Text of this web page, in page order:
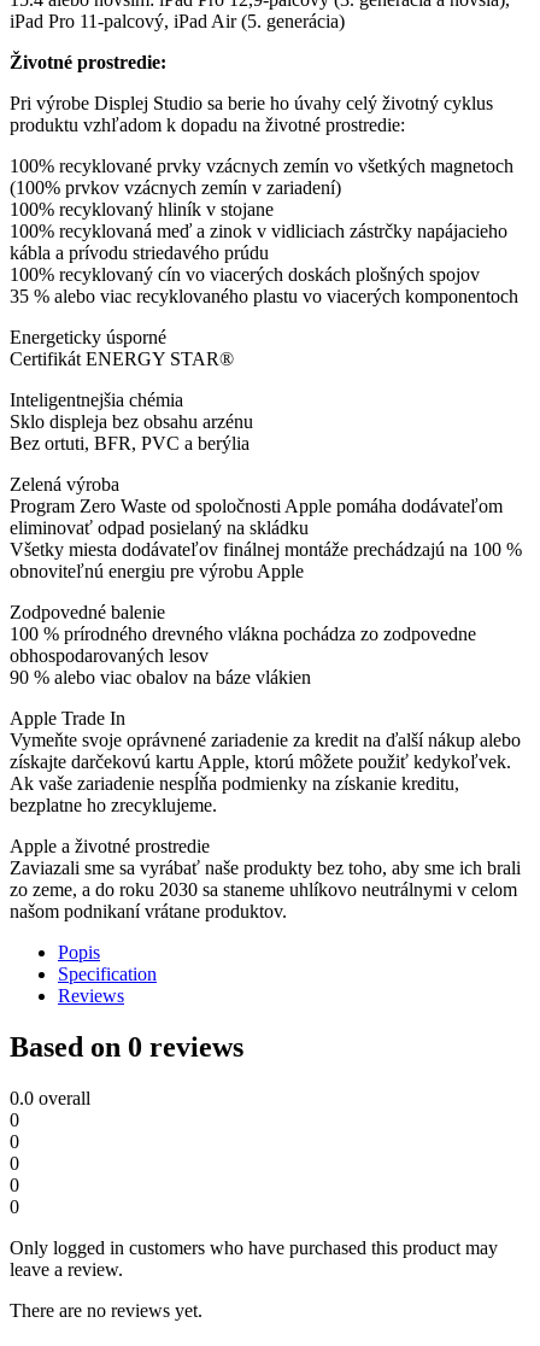
iPad Pro 11-palcový, iPad Air (5. generácia)
Životné prostredie:
Pri výrobe Displej Studio sa berie ho úvahy celý životný cyklus
produktu vzhľadom k dopadu na životné prostredie:
100% recyklované prvky vzácnych zemín vo všetkých magnetoch
(100% prvkov vzácnych zemín v zariadení)
100% recyklovaný hliník v stojane
100% recyklovaná meď a zinok v vidliciach zástrčky napájacieho
kábla a prívodu striedavého prúdu
100% recyklovaný cín vo viacerých doskách plošných spojov
35 % alebo viac recyklovaného plastu vo viacerých komponentoch
Energeticky úsporné
Certifikát ENERGY STAR®
Inteligentnejšia chémia
Sklo displeja bez obsahu arzénu
Bez ortuti, BFR, PVC a berýlia
Zelená výroba
Program Zero Waste od spoločnosti Apple pomáha dodávateľom
eliminovať odpad posielaný na skládku
Všetky miesta dodávateľov finálnej montáže prechádzajú na 100 %
obnoviteľnú energiu pre výrobu Apple
Zodpovedné balenie
100 % prírodného drevného vlákna pochádza zo zodpovedne
obhospodarovaných lesov
90 % alebo viac obalov na báze vlákien
Apple Trade In
Vymeňte svoje oprávnené zariadenie za kredit na ďalší nákup alebo
získajte darčekovú kartu Apple, ktorú môžete použiť kedykoľvek.
Ak vaše zariadenie nespĺňa podmienky na získanie kreditu,
bezplatne ho zrecyklujeme.
Apple a životné prostredie
Zaviazali sme sa vyrábať naše produkty bez toho, aby sme ich brali
zo zeme, a do roku 2030 sa staneme uhlíkovo neutrálnymi v celom
našom podnikaní vrátane produktov.
Popis
Specification
Reviews
Based on 0 reviews
0.0 overall
0
0
0
0
0
Only logged in customers who have purchased this product may
leave a review.
There are no reviews yet.